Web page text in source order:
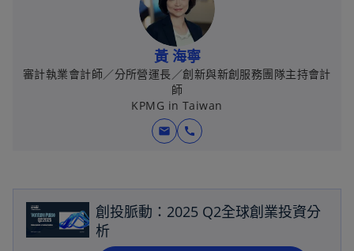
黃 海寧
審計執業會計師／分所營運長／創新與新創服務團隊主持會計
師
KPMG in Taiwan
mail call
創投脈動：2025 Q2全球創業投資分
析
新